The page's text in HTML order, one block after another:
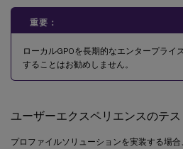
重要：
ローカルGPOを長期的なエンタープライ
することはお勧めしません。
ユーザーエクスペリエンスのテス
プロファイルソリューションを実装する場